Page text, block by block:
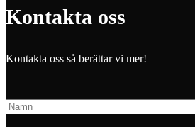
Kontakta oss
Kontakta oss så berättar vi mer!